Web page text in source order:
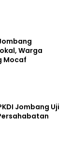
Warga
Mocaf
Jombang Uji